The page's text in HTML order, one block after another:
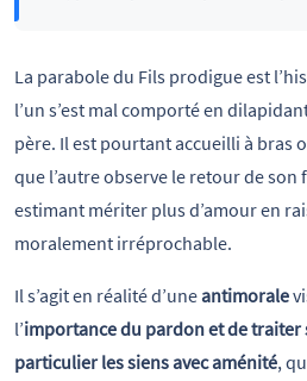
La parabole du Fils prodigue est
l’un s’est mal comporté en
père. Il est pourtant accueilli à bras
que l’autre observe le retour de son
estimant mériter plus d’amour en
moralement irréprochable.
Il s’agit en réalité d’uneantimorale
l’importance du pardon et de traiter
particulier les siens avec aménité,